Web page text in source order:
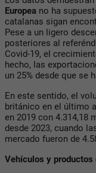
Europea no ha
catalanas sigan
Pese a un ligero
posteriores al
Covid-19, el
hecho, las
un 25% desde que se
En este sentido, el
británico en el último
en 2019 con 4.314,18
desde 2023, cuando
mercado fueron de
Vehículos y